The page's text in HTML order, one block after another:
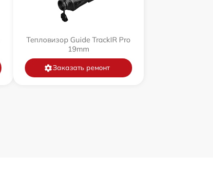
Тепловизор Guide TrackIR Pro
19mm
Заказать ремонт